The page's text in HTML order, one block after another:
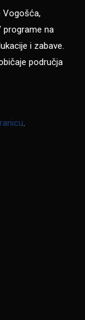
Vogošća,
programe na
i zabave.
područja
.